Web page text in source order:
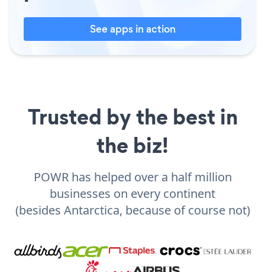
See apps in action
Trusted by the best in
the biz!
POWR has helped over a half million
businesses on every continent
(besides Antarctica, because of course not)